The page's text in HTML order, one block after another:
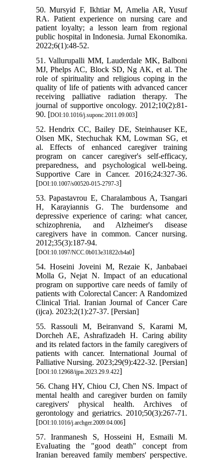
50. Mursyid F, Ikhtiar M, Amelia AR, Yusuf
RA. Patient experience on nursing care and
patient loyalty; a lesson learn from regional
public hospital in Indonesia. Jurnal Ekonomika.
2022;6(1):48-52.
51. Vallurupalli MM, Lauderdale MK, Balboni
MJ, Phelps AC, Block SD, Ng AK, et al. The
role of spirituality and religious coping in the
quality of life of patients with advanced cancer
receiving palliative radiation therapy. The
journal of supportive oncology. 2012;10(2):81-
90. [DOI:10.1016/j.suponc.2011.09.003]
52. Hendrix CC, Bailey DE, Steinhauser KE,
Olsen MK, Stechuchak KM, Lowman SG, et
al. Effects of enhanced caregiver training
program on cancer caregiver's self-efficacy,
preparedness, and psychological well-being.
Supportive Care in Cancer. 2016;24:327-36.
[DOI:10.1007/s00520-015-2797-3]
53. Papastavrou E, Charalambous A, Tsangari
H, Karayiannis G. The burdensome and
depressive experience of caring: what cancer,
schizophrenia, and Alzheimer's disease
caregivers have in common. Cancer nursing.
2012;35(3):187-94.
[DOI:10.1097/NCC.0b013e31822cb4a0]
54. Hoseini Joveini M, Rezaie K, Janbabaei
Molla G, Nejat N. Impact of an educational
program on supportive care needs of family of
patients with Colorectal Cancer: A Randomized
Clinical Trial. Iranian Journal of Cancer Care
(ijca). 2023;2(1):27-37. [Persian]
55. Rassouli M, Beiranvand S, Karami M,
Dorcheh AE, Ashrafizadeh H. Caring ability
and its related factors in the family caregivers of
patients with cancer. International Journal of
Palliative Nursing. 2023;29(9):422-32. [Persian]
[DOI:10.12968/ijpn.2023.29.9.422]
56. Chang HY, Chiou CJ, Chen NS. Impact of
mental health and caregiver burden on family
caregivers' physical health. Archives of
gerontology and geriatrics. 2010;50(3):267-71.
[DOI:10.1016/j.archger.2009.04.006]
57. Iranmanesh S, Hosseini H, Esmaili M.
EvaIuating the "good death" concept from
Iranian bereaved family members' perspective.